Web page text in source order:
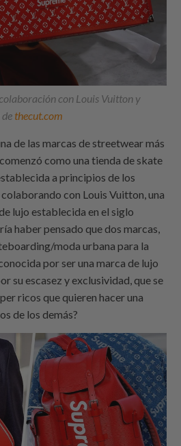
con Louis Vuitton y
thecut.com
de las marcas de streetwear más
como una tienda de skate
a principios de los
con Louis Vuitton, una
lujo establecida en el siglo
haber pensado que dos marcas,
moda urbana para la
por ser una marca de lujo
su escasez y exclusividad, que se
ricos que quieren hacer una
de los demás?